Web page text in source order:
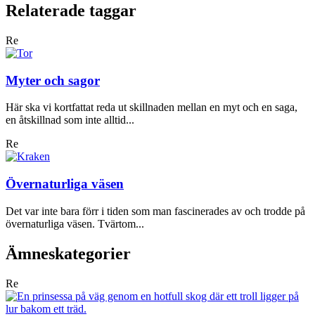
Relaterade taggar
Re
Myter och sagor
Här ska vi kortfattat reda ut skillnaden mellan en myt och en saga,
en åtskillnad som inte alltid...
Re
Övernaturliga väsen
Det var inte bara förr i tiden som man fascinerades av och trodde på
övernaturliga väsen. Tvärtom...
Ämneskategorier
Re